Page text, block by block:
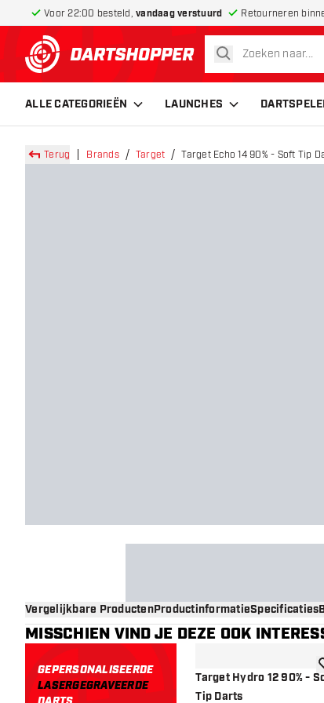
Voor 22:00 besteld, vandaag verstuurd Retourneren
terug naar home pagina
zoeken
ALLE CATEGORIEËN LAUNCHES
Terug Brands Target Target Echo 14 90% - Soft Tip
Vergelijkbare ProductenProductinformatieSpecificaties
MISSCHIEN VIND JE DEZE OOK
GEPERSONALISEERDE
LASERGEGRAVEERDE
Target Hydro 12 90% -
Tip Darts